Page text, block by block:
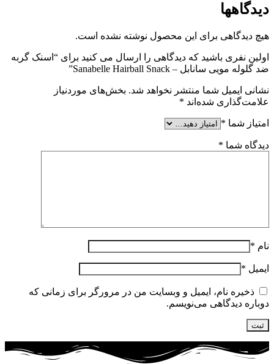
دیدگاهها
هیچ دیدگاهی برای این محصول نوشته نشده است.
اولین نفری باشید که دیدگاهی را ارسال می کنید برای “اسنک گربه
ضد گلوله مویی سانابل – Sanabelle Hairball Snack”
نشانی ایمیل شما منتشر نخواهد شد. بخش‌های موردنیاز
علامت‌گذاری شده‌اند *
امتیاز شما *
دیدگاه شما *
نام *
ایمیل *
ذخیره نام، ایمیل و وبسایت من در مرورگر برای زمانی که
دوباره دیدگاهی می‌نویسم.